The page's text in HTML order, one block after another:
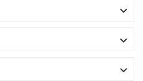


